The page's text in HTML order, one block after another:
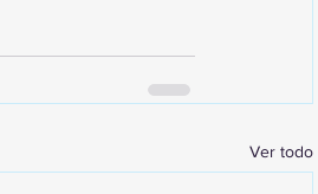
Ver todo